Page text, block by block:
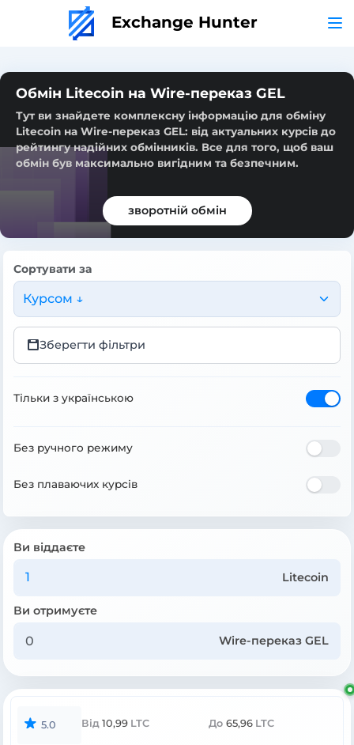
Exchange Hunter
Обмін Litecoin на Wire-переказ GEL
Тут ви знайдете комплексну інформацію для обміну
Litecoin на Wire-переказ GEL: від актуальних курсів до
рейтингу надійних обмінників. Все для того, щоб ваш
обмін був максимально вигідним та безпечним.
зворотній обмін
Сортувати за
Курсом ↓
Зберегти фільтри
Тільки з українською
Без ручного режиму
Без плаваючих курсів
Ви віддаєте
Litecoin
Ви отримуєте
Wire-переказ GEL
5.0 Від 10,99 LTC До 65,96 LTC